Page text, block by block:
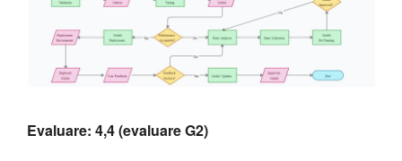
Evaluare: 4,4 (evaluare G2)